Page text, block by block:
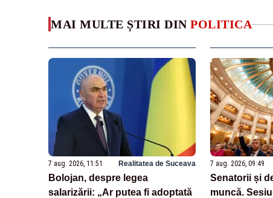
MAI MULTE ȘTIRI DIN POLITICA
7 aug. 2026, 11:51 Realitatea de Suceava
Bolojan, despre legea
salarizării: „Ar putea fi adoptată
7 aug. 2026, 09:49
Senatorii și
muncă.